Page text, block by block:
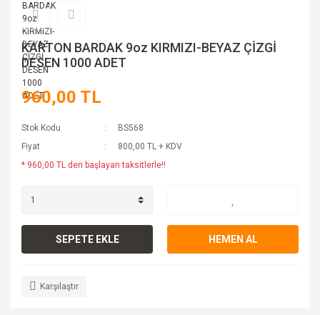
KARTON BARDAK 9oz KIRMIZI-BEYAZ ÇİZGİ
DESEN 1000 ADET
960,00 TL
Stok Kodu
BS568
Fiyat
800,00 TL + KDV
* 960,00 TL den başlayan taksitlerle!!
SEPETE EKLE HEMEN AL
Karşılaştır